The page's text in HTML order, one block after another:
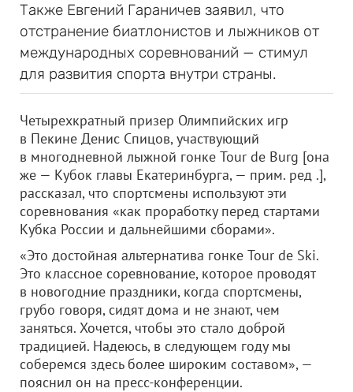
Также Евгений Гараничев заявил, что
отстранение биатлонистов и лыжников от
международных соревнований — стимул
для развития спорта внутри страны.
Четырехкратный призер Олимпийских игр
в Пекине Денис Спицов, участвующий
в многодневной лыжной гонке Tour de Burg [она
же — Кубок главы Екатеринбурга, — прим. ред .],
рассказал, что спортсмены используют эти
соревнования «как проработку перед стартами
Кубка России и дальнейшими сборами».
«Это достойная альтернатива гонке Tour de Ski.
Это классное соревнование, которое проводят
в новогодние праздники, когда спортсмены,
грубо говоря, сидят дома и не знают, чем
заняться. Хочется, чтобы это стало доброй
традицией. Надеюсь, в следующем году мы
соберемся здесь более широким составом», —
пояснил он на пресс-конференции.